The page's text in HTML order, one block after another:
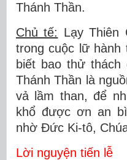
Thánh Thần.
Chủ tế: Lạy Thiên
trong cuộc lữ hành
biết bao thử thách
Thánh Thần là
vả lầm than, để
khổ được ơn an
nhờ Đức Ki-tô,
Lời nguyện tiến lễ